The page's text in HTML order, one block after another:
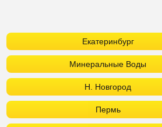
Екатеринбург
Минеральные Воды
Н. Новгород
Пермь